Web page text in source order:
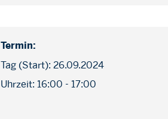
Termin:
Tag (Start): 26.09.2024
Uhrzeit: 16:00 - 17:00